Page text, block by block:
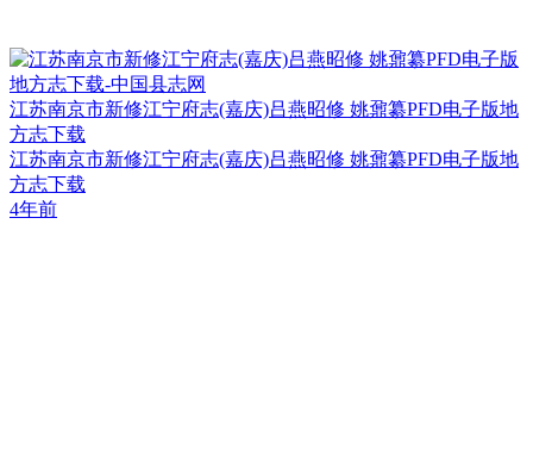
江苏南京市新修江宁府志(嘉庆)吕燕昭修 姚鼐纂PFD电子版地
方志下载
江苏南京市新修江宁府志(嘉庆)吕燕昭修 姚鼐纂PFD电子版地
方志下载
4年前